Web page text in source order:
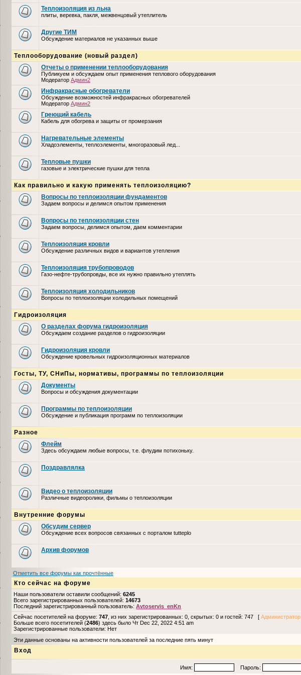
Теплоизоляция из льна
плиты, веревка, пакля, межвенцовый утеплитель
Другие ТИМ
Обсуждение материалов не указанных выше
Теплооборудование (новый раздел)
Отчеты о применении теплооборудования
Публикуем и обсуждаем опыт применения теплового оборудования
Модератор Админ2
Инфракрасные обогреватели
Обсуждение возможностей инфракрасных обогревателей
Модератор Админ2
Греющий кабель
Кабель для обогрева и защиты от промерзания
Нагревательные элементы
Хладоэлементы, теплоэлементы, многоразовый лед...
Тепловые пушки
газовые и электрические пушки для тепла
Как правильно и какую применять теплоизоляцию?
Вопросы по теплоизоляции фундаментов
Задаем вопросы и делимся опытом применения
Вопросы по теплоизоляции стен
Задаем вопросы, делимся опытом, даем комментарии
Теплоизоляция кровли
Обсуждение различных видов и вариантов утепления
Теплоизоляция трубопроводов
Газо-нефте-трубопровды, все их нужно правильно утеплять
Теплоизоляция холодильников
Вопросы по теплоизоляции холодильных помещений
Гидроизоляция
О разделах форума гидроизоляция
Обсуждаем создание разделов о гидроизоляции
Гидроизоляция кровли
Обсуждение кровельных гидроизоляционных материалов
Госты, ТУ, СНиПы, нормативы, программы по теплоизоляции
Документы
Вопросы и обсуждения документации
Программы по теплоизоляции
Обсуждение и публикация программ по теплоизоляции
Разное
Флейм
Здесь обсуждаем любые вопросы, т.е. флудим потихоньку.
Поздравлялка
Видео о теплоизоляции
Различные видеоролики, фильмы о теплоизоляции
Внутренние форумы
Обсудим сервер
Обсуждение всех вопросов связанных с порталом tutteplo
Архив форумов
Отметить все форумы как прочтённые
Кто сейчас на форуме
Наши пользователи оставили сообщений: 6245
Всего зарегистрированных пользователей: 14673
Последний зарегистрированный пользователь: Avtoservis_enKn
Сейчас посетителей на форуме: 747 , из них зарегистрированных: 0, скрытых: 0 и гостей: 747 [ Администратор
Больше всего посетителей (2486) здесь было Чт Dec 22, 2022 4:51 am
Зарегистрированные пользователи: Нет
Эти данные основаны на активности пользователей за последние пять минут
Вход
Имя: Пароль: